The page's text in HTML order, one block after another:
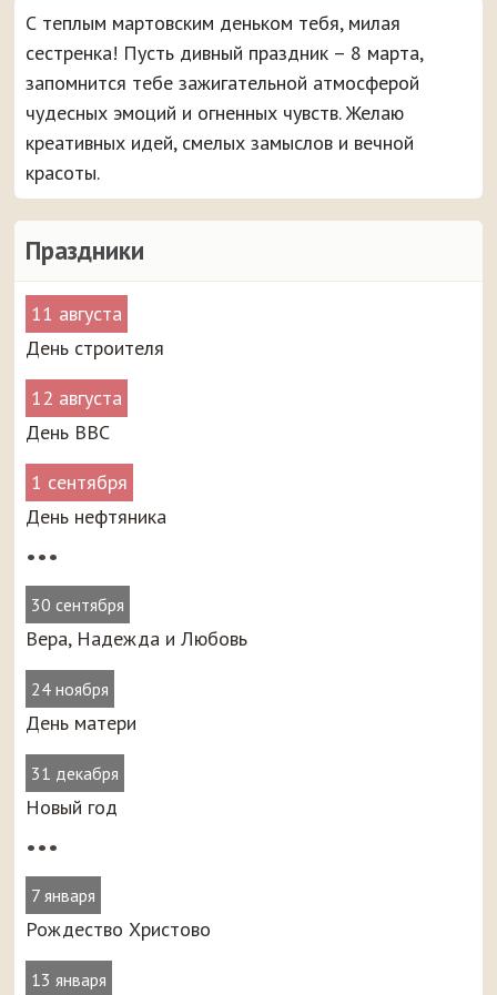
Праздники
11 августа
День строителя
12 августа
День ВВС
1 сентября
День нефтяника
•••
30 сентября
Вера, Надежда и Любовь
24 ноября
День матери
31 декабря
Новый год
•••
7 января
Рождество Христово
13 января
С теплым мартовским деньком тебя, милая
сестренка! Пусть дивный праздник – 8 марта,
запомнится тебе зажигательной атмосферой
чудесных эмоций и огненных чувств. Желаю
креативных идей, смелых замыслов и вечной
красоты.